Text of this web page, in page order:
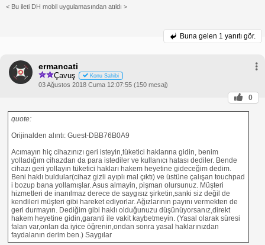
< Bu ileti DH mobil uygulamasından atıldı >
Buna gelen 1 yanıtı gör.
ermancati
Çavuş Konu Sahibi
03 Ağustos 2018 Cuma 12:07:55 (150 mesaj)
0
quote:
Orijinalden alıntı: Guest-DBB76B0A9
Acımayın hiç cihazınızı geri isteyin,tüketici haklarına gidin, benim
yolladığım cihazdan da para istediler ve kullanıcı hatası dediler. Bende
cihazı geri yollayın tüketici hakları hakem heyetine gideceğim dedim.
Beni haklı buldular(cihaz gizli ayıplı mal çıktı) ve üstüne çalışan touchpad
i bozup bana yollamışlar. Asus almayin, pişman olursunuz. Müşteri
hizmetleri de inanılmaz derece de saygısız şirketin,sanki siz değil de
kendileri müşteri gibi hareket ediyorlar. Ağızlarının payını vermekten de
geri durmayın. Dediğim gibi haklı olduğunuzu düşünüyorsanız,direkt
hakem heyetine gidin,garanti ile vakit kaybetmeyin. (Yasal olarak süresi
falan var,onları da iyice öğrenin,ondan sonra yasal haklarınızdan
faydalanın derim ben.) Saygılar